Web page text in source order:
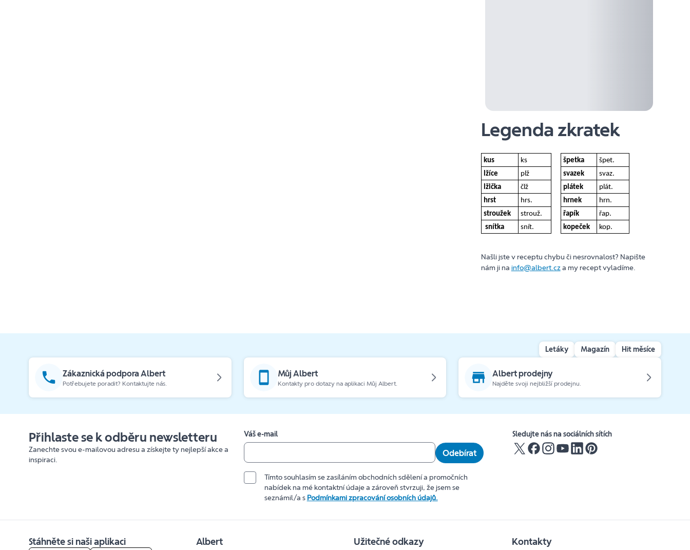
Legenda zkratek
kus ks špetka
špet.
lžíce
plž svazek
svaz.
lžička
člž plátek
plát.
hrst
hrs. hrnek
hrn.
stroužek
strouž. řapík
řap.
snítka
snít. kopeček kop.
Našli jste v receptu chybu či nesrovnalost? Napište
nám ji na info@albert.cza my recept vyladíme.
Letáky Magazín Hit měsíce
Zákaznická podpora Albert
Potřebujete poradit? Kontaktujte nás.
Můj Albert
Kontakty pro dotazy na aplikaci Můj Albert.
Albert prodejny
Najděte svoji nejbližší prodejnu.
Přihlaste se k odběru newsletteru
Zanechte svou e-mailovou adresu a získejte ty nejlepší akce a
inspiraci.
Váš e-mail
Odebírat
Tímto souhlasím se zasíláním obchodních sdělení a promočních
nabídek na mé kontaktní údaje a zároveň stvrzuji, že jsem se
seznámil/a s Podmínkami zpracování osobních údajů.
Sledujte nás na sociálních sítích
Stáhněte si naši aplikaci Albert Užitečné odkazy Kontakty